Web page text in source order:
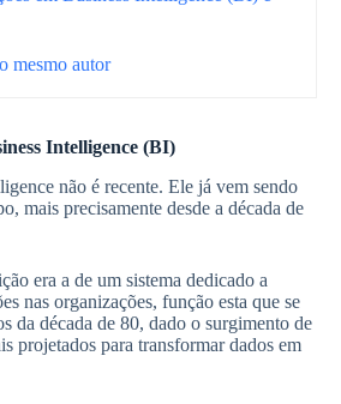
mesmo autor
Intelligence (BI)
não é recente. Ele já vem sendo
mais precisamente desde a década de
era a de um sistema dedicado a
nas organizações, função esta que se
da década de 80, dado o surgimento de
projetados para transformar dados em